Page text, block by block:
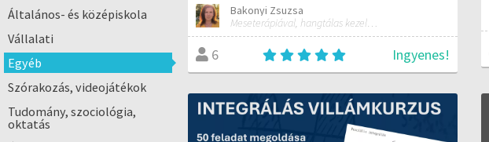
Általános- és középiskola
Vállalati
Egyéb
Szórakozás, videojátékok
Tudomány, szociológia,
oktatás
Bakonyi Zsuzsa
Meseterápiával, hangtálas kezelésekkel, meditációvezetéssel, és erdőfürdő vezetéssel foglalkozom. Igyekszem harmonikusan ötvözni ezt a tudást, hogy a lélek számára táplálék lehessen.
6 Ingyenes!